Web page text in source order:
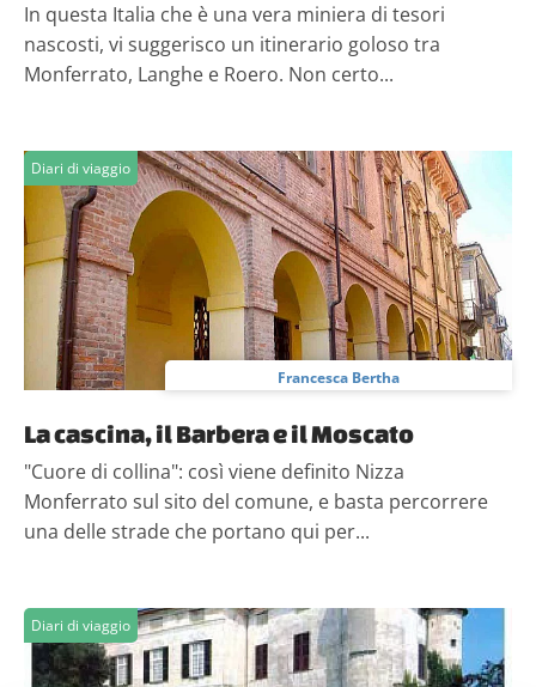
In questa Italia che è una vera miniera di tesori
nascosti, vi suggerisco un itinerario goloso tra
Monferrato, Langhe e Roero. Non certo...
Diari di viaggio
Francesca Bertha
La cascina, il Barbera e il Moscato
"Cuore di collina": così viene definito Nizza
Monferrato sul sito del comune, e basta percorrere
una delle strade che portano qui per...
Diari di viaggio